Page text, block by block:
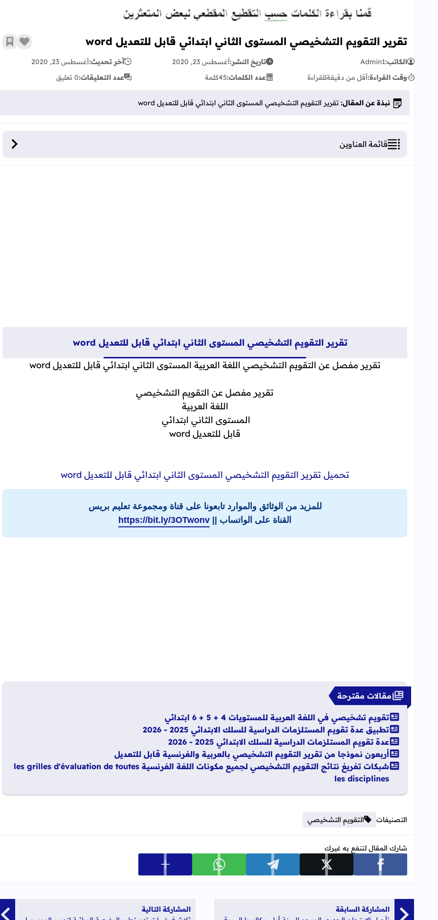
تقرير التقويم التشخيصي المستوى الثاني ابتدائي قابل للتعديل word زر
الكاتب:Admin1 تاريخ النشر:أغسطس 23, 2020 آخر تحديث:أغسطس 23, 2020
وقت القراءة:أقل من دقيقةللقراءة عدد الكلمات:45كلمة عدد التعليقات:0 تعليق
نبذة عن المقال: تقرير التقويم التشخيصي المستوى الثاني ابتدائي قابل للتعديل word
قائمة العناوين
تقرير التقويم التشخيصي المستوى الثاني ابتدائي قابل للتعديل word
تقرير مفصل عن التقويم التشخيصي اللغة العربية المستوى الثاني ابتدائي قابل للتعديل word
تقرير مفصل عن التقويم التشخيصي
اللغة العربية
المستوى الثاني ابتدائي
قابل للتعديل word
تحميل تقرير التقويم التشخيصي المستوى الثاني ابتدائي قابل للتعديل word
للمزيد من الوثائق والموارد تابعونا على قناة ومجموعة تعليم بريس
القناة على الواتساب || https://bit.ly/3OTwonv
مقالات مقترحة
تقويم تشخيصي في اللغة العربية للمستويات 4 + 5 + 6 ابتدائي
تطبيق عدة تقويم المستلزمات الدراسية للسلك الابتدائي 2025 - 2026
عدة تقويم المستلزمات الدراسية للسلك الابتدائي 2025 - 2026
أربعون نموذجا من تقرير التقويم التشخيصي بالعربية والفرنسية قابل للتعديل
شبكات تفريغ نتائج التقويم التشخيصي لجميع مكونات اللغة الفرنسية les grilles d'évaluation de toutes
les disciplines
التصنيفات التقويم التشخيصي
شارك المقال لتنفع به غيرك
شارك على facebook شارك على x شارك على telegram شارك على whatsapp عرض المزيد من خيارات المشاركة
المشاركة السابقة
المشاركة التالية